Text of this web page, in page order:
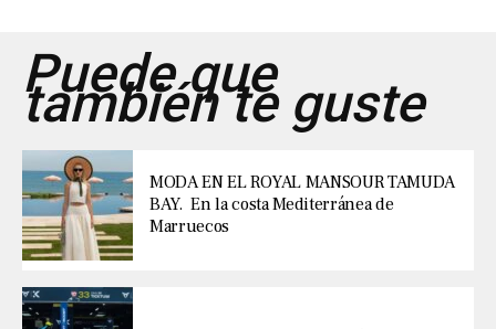
Puede que
también te guste
MODA EN EL ROYAL MANSOUR TAMUDA
BAY. En la costa Mediterránea de
Marruecos